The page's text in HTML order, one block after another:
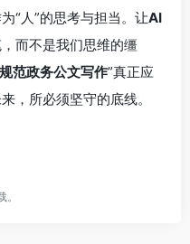
“人”的思考与担当。让AI
而不是我们思维的缰
范政务公文写作”真正应
，所必须坚守的底线。